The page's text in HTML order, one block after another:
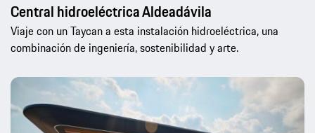
Central hidroeléctrica Aldeadávila
Viaje con un Taycan a esta instalación hidroeléctrica, una
combinación de ingeniería, sostenibilidad y arte.